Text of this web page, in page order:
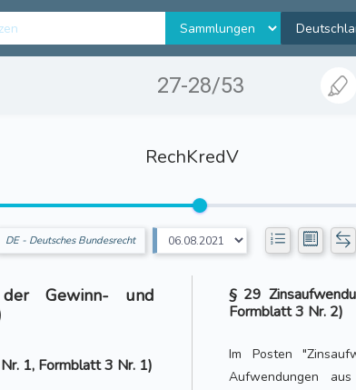
27-28/53
RechKredV
DE - Deutsches Bundesrecht
der Gewinn- und
1, Formblatt 3 Nr. 1)
§ 29
Formblatt 3 Nr. 2)
Im Posten
Aufwendungen